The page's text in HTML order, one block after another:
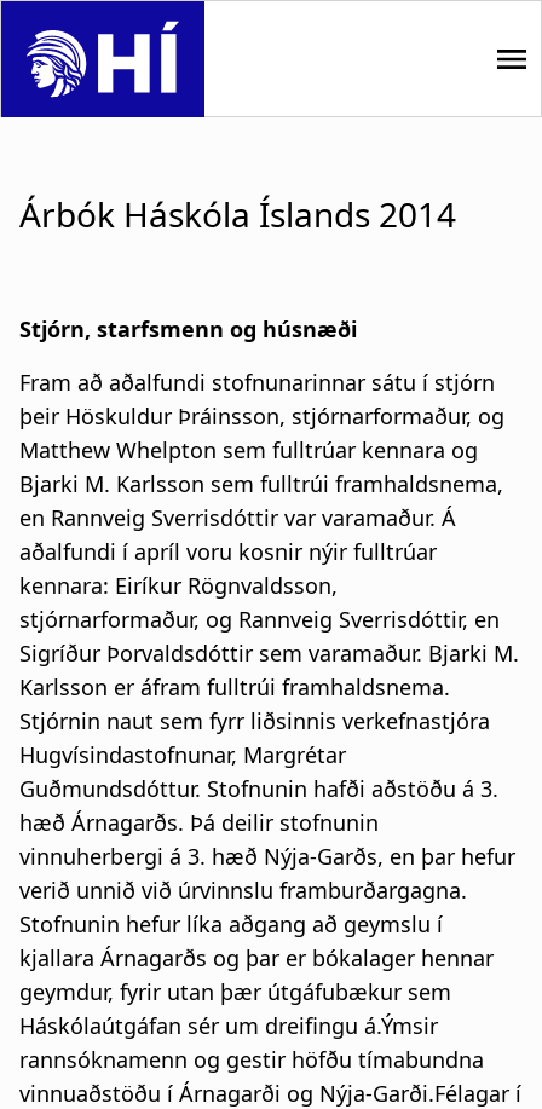
p
m
a
v
i
t
i
o
Árbók Háskóla Íslands 2014
Stjórn, starfsmenn og húsnæði
Fram að aðalfundi stofnunarinnar sátu í stjórn
þeir Höskuldur Þráinsson, stjórnarformaður, og
Matthew Whelpton sem fulltrúar kennara og
Bjarki M. Karlsson sem fulltrúi framhaldsnema,
en Rannveig Sverrisdóttir var varamaður. Á
aðalfundi í apríl voru kosnir nýir fulltrúar
kennara: Eiríkur Rögnvaldsson,
stjórnarformaður, og Rannveig Sverrisdóttir, en
Sigríður Þorvaldsdóttir sem varamaður. Bjarki M.
Karlsson er áfram fulltrúi framhaldsnema.
Stjórnin naut sem fyrr liðsinnis verkefnastjóra
Hugvísindastofnunar, Margrétar
Guðmundsdóttur. Stofnunin hafði aðstöðu á 3.
hæð Árnagarðs. Þá deilir stofnunin
vinnuherbergi á 3. hæð Nýja-Garðs, en þar hefur
verið unnið við úrvinnslu framburðargagna.
Stofnunin hefur líka aðgang að geymslu í
kjallara Árnagarðs og þar er bókalager hennar
geymdur, fyrir utan þær útgáfubækur sem
Háskólaútgáfan sér um dreifingu á.Ýmsir
rannsóknamenn og gestir höfðu tímabundna
vinnuaðstöðu í Árnagarði og Nýja-Garði.Félagar í